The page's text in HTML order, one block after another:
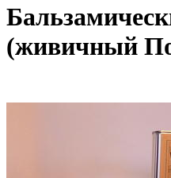
(живичный